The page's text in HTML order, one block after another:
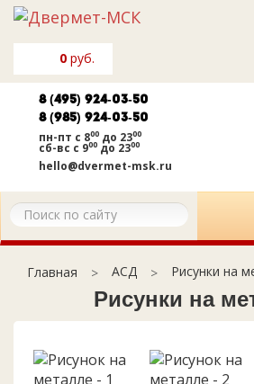
0 руб.
8 (495) 924-03-50
8 (985) 924-03-50
пн-пт с 800 до 2300
сб-вс с 900 до 2300
hello@dvermet-msk.ru
Главная АСД Рисунки на
Рисунки на